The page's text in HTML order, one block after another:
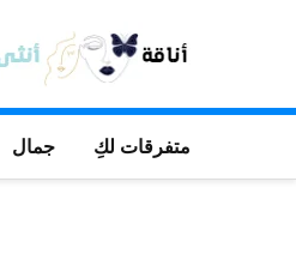
متفرقات لكِ جمال